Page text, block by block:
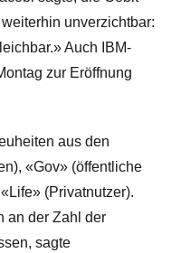
in unverzichtbar:
Auch IBM-
zur Eröffnung
aus den
«Gov» (öffentliche
(Privatnutzer).
an der Zahl der
sagte